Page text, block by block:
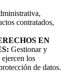
contratados,
EN
Gestionar y
ejercen los
de datos.